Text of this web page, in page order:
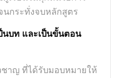
นกระทั่งจบหลักสูตร
นบท และเป็นขั้นตอน
าญ ที่ได้รับมอบหมายให้